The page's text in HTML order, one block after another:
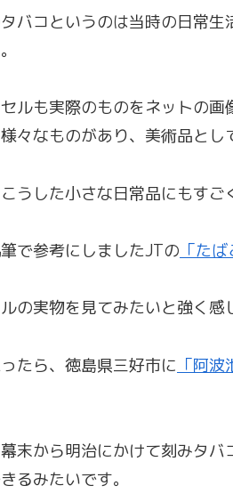
バコというのは当時の日常
ルも実際のものをネットの
々なものがあり、美術品とし
うした小さな日常品にもすご
で参考にしましたJTの 「た
の実物を見てみたいと強く感
たら、徳島県三好市に 「阿
末から明治にかけて刻みタ
るみたいです。